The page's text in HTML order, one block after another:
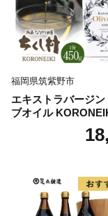
福岡県筑紫野市
エキストラバージン
ブオイル
[筑前たなか油屋 福
野市 21760403] 油